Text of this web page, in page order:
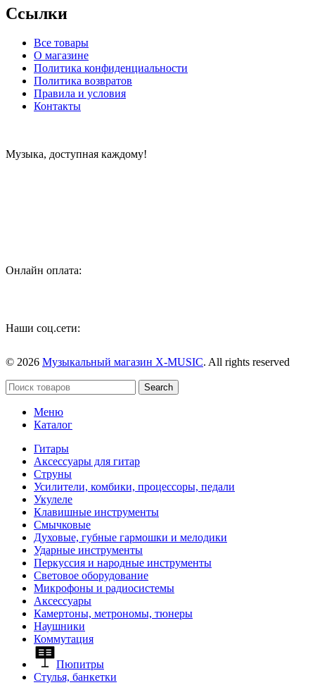
Ссылки
Все товары
О магазине
Политика конфиденциальности
Политика возвратов
Правила и условия
Контакты
Музыка, доступная каждому!
Онлайн оплата:
Наши соц.сети:
© 2026 Музыкальный магазин X-MUSIC. All rights reserved
Search
Меню
Каталог
Гитары
Аксессуары для гитар
Струны
Усилители, комбики, процессоры, педали
Укулеле
Клавишные инструменты
Смычковые
Духовые, губные гармошки и мелодики
Ударные инструменты
Перкуссия и народные инструменты
Световое оборудование
Микрофоны и радиосистемы
Аксессуары
Камертоны, метрономы, тюнеры
Наушники
Коммутация
Пюпитры
Стулья, банкетки